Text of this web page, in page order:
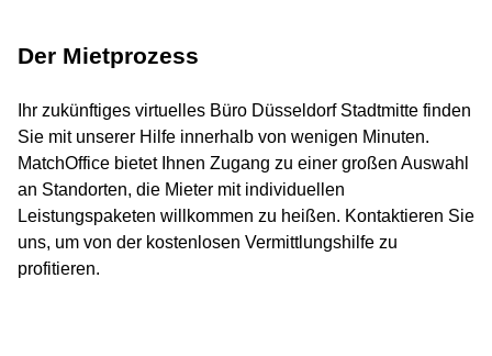
Der Mietprozess
Ihr zukünftiges virtuelles Büro Düsseldorf Stadtmitte finden
Sie mit unserer Hilfe innerhalb von wenigen Minuten.
MatchOffice bietet Ihnen Zugang zu einer großen Auswahl
an Standorten, die Mieter mit individuellen
Leistungspaketen willkommen zu heißen. Kontaktieren Sie
uns, um von der kostenlosen Vermittlungshilfe zu
profitieren.